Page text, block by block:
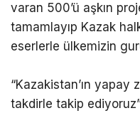
varan 500’ü aşkın
tamamlayıp Kazak
eserlerle ülkemizin
“Kazakistan’ın yapay
takdirle takip